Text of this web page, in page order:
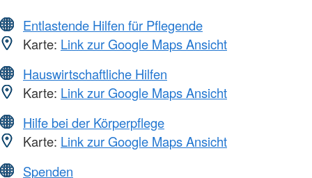
Entlastende Hilfen für Pflegende
Karte: Link zur Google Maps Ansicht
Hauswirtschaftliche Hilfen
Karte: Link zur Google Maps Ansicht
Hilfe bei der Körperpflege
Karte: Link zur Google Maps Ansicht
Spenden